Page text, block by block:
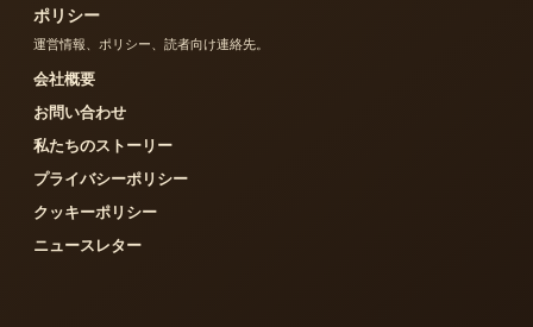
ポリシー
運営情報、ポリシー、読者向け連絡先。
会社概要
お問い合わせ
私たちのストーリー
プライバシーポリシー
クッキーポリシー
ニュースレター